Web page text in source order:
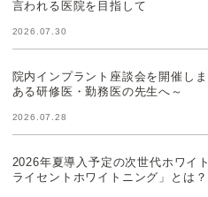
言われる医院を目指して
2026.07.30
院内インプラント座談会を開催し
ある研修医・勤務医の先生へ～
2026.07.28
2026年夏導入予定の次世代ホワイ
ライセントホワイトニング」とは？